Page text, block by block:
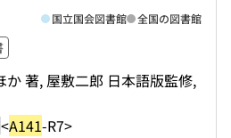
著, 屋敷二郎 日本語版監修,
<A141-R7>
国立国会図書館 全国の図書館